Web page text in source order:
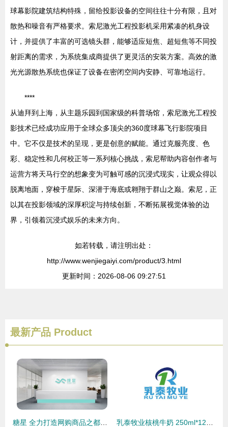
球幕影院建筑结构特殊，留给投影设备的空间往往十分有限，且对
散热和噪音有严格要求。索尼激光工程投影机采用紧凑的机身设
计，并提供了丰富的可选镜头群，能够适应短焦、超短焦等不同投
射距离的需求，为系统集成商提供了更灵活的安装方案。高效的激
光光源散热系统也保证了设备在密闭空间内安静、可靠地运行。
****
从迪拜到上海，从主题乐园到国家级的科普场馆，索尼激光工程投
影技术已经成功应用于全球众多顶尖的360度球幕飞行影院项目
中。它不仅是技术的呈现，更是创意的赋能。通过克服亮度、色
彩、稳定性和几何校正等一系列核心挑战，索尼帮助内容创作者与
运营方将天马行空的想象变为可触可感的沉浸式现实，让观众得以
脱离地面，穿梭于星际、深潜于海底或翱翔于群山之巅。索尼，正
以其在投影领域的深厚积淀与持续创新，不断拓展视觉体验的边
界，引领着沉浸式娱乐的未来方向。
如若转载，请注明出处：
http://www.wenjiegaiyi.com/product/3.html
更新时间：2026-08-06 09:27:51
最新产品 Product